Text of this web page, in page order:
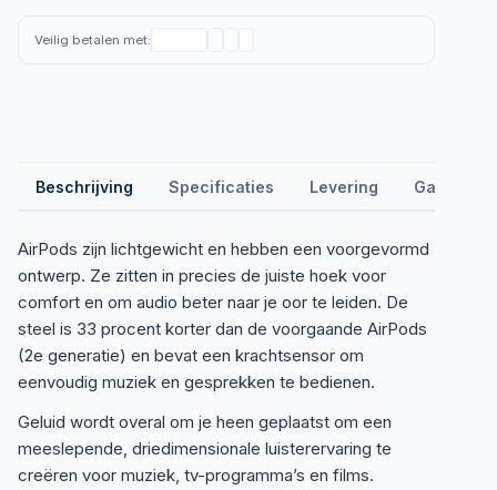
Veilig betalen met:
Beschrijving Specificaties Levering Garantie
AirPods zijn lichtgewicht en hebben een voorgevormd
ontwerp. Ze zitten in precies de juiste hoek voor
comfort en om audio beter naar je oor te leiden. De
steel is 33 procent korter dan de voorgaande AirPods
(2e generatie) en bevat een krachtsensor om
eenvoudig muziek en gesprekken te bedienen.
Geluid wordt overal om je heen geplaatst om een
meeslepende, driedimensionale luisterervaring te
creëren voor muziek, tv-programma’s en films.